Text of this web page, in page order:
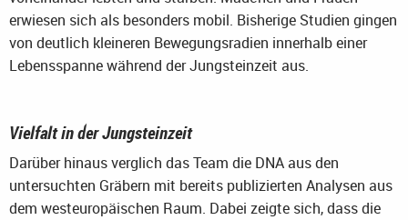
erwiesen sich als besonders mobil. Bisherige Studien gingen
von deutlich kleineren Bewegungsradien innerhalb einer
Lebensspanne während der Jungsteinzeit aus.
Vielfalt in der Jungsteinzeit
Darüber hinaus verglich das Team die DNA aus den
untersuchten Gräbern mit bereits publizierten Analysen aus
dem westeuropäischen Raum. Dabei zeigte sich, dass die